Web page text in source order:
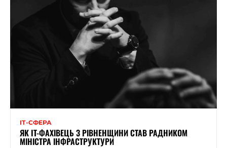
ІТ-СФЕРА
ЯК IT-ФАХІВЕЦЬ З РІВНЕНЩИНИ СТАВ РАДНИКОМ
МІНІСТРА ІНФРАСТРУКТУРИ